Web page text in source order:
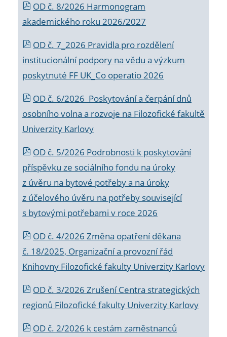
OD č. 8/2026 Harmonogram
akademického roku 2026/2027
OD č. 7_2026 Pravidla pro rozdělení
institucionální podpory na vědu a výzkum
poskytnuté FF UK_Co operatio 2026
OD č. 6/2026 Poskytování a čerpání dnů
osobního volna a rozvoje na Filozofické fakultě
Univerzity Karlovy
OD č. 5/2026 Podrobnosti k poskytování
příspěvku ze sociálního fondu na úroky
z úvěru na bytové potřeby a na úroky
z účelového úvěru na potřeby související
s bytovými potřebami v roce 2026
OD č. 4/2026 Změna opatření děkana
č. 18/2025, Organizační a provozní řád
Knihovny Filozofické fakulty Univerzity Karlovy
OD č. 3/2026 Zrušení Centra strategických
regionů Filozofické fakulty Univerzity Karlovy
OD č. 2/2026 k cestám zaměstnanců